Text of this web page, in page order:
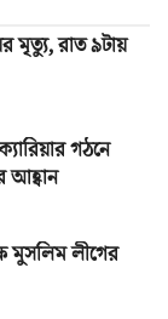
মৃত্যু, রাত ৯টায়
গঠনে
আহ্বান
মুসলিম লীগের